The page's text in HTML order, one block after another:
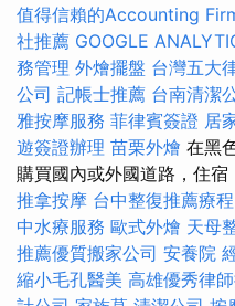
值得信賴的Accounting
社推薦 GOOGLE
務管理 外燴擺盤 台灣五大
公司 記帳士推薦 台南清潔
雅按摩服務 菲律賓簽證 居
遊簽證辦理 苗栗外燴 在黑
購買國內或外國道路，住宿
推拿按摩 台中整復推薦療程
中水療服務 歐式外燴 天母
推薦優質搬家公司 安養院
縮小毛孔醫美 高雄優秀律